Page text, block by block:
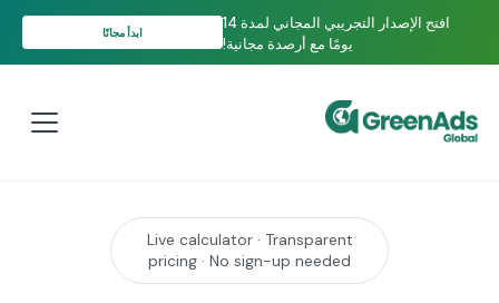
افتح الإصدار التجريبي المجاني لمدة 14
يومًا مع أرصدة مجانية!
ابدأ مجانًا
Live calculator · Transparent
pricing · No sign-up needed